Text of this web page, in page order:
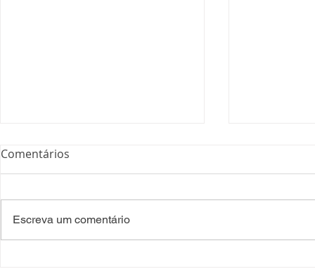
Comentários
Escreva um comentário